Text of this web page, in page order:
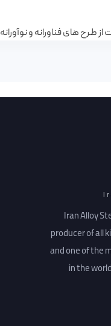
طرح های فناورانه و نوآورانه
Iran Alloy
producer of all
and one of the
in the